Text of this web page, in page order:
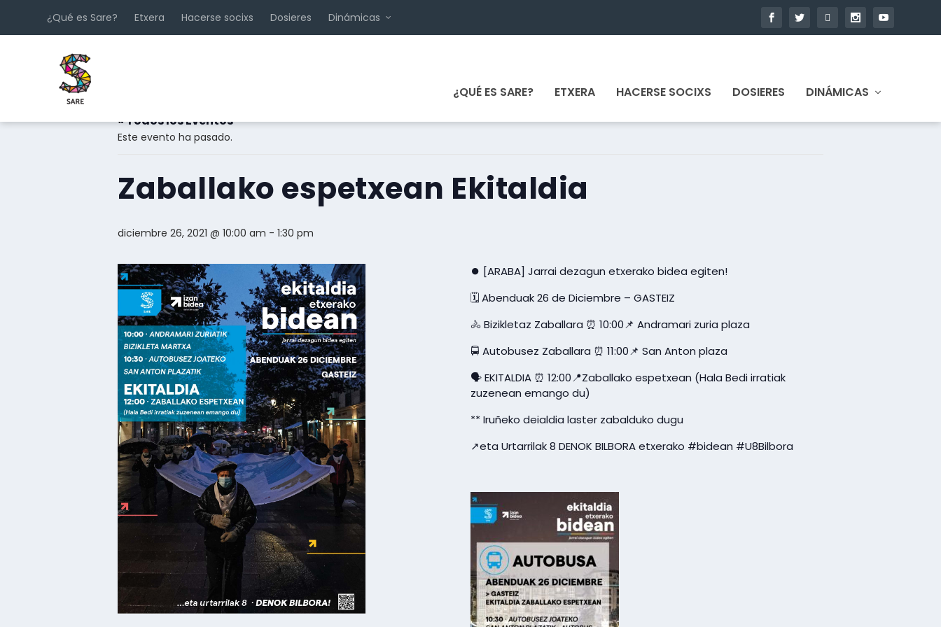
¿Qué es Sare? Etxera Hacerse socixs Dosieres Dinámicas
¿QUÉ ES SARE? ETXERA HACERSE SOCIXS DOSIERES
DINÁMICAS
« Todos los Eventos
Este evento ha pasado.
Zaballako espetxean Ekitaldia
diciembre 26, 2021 @ 10:00 am - 1:30 pm
⏺ [ARABA] Jarrai dezagun etxerako bidea egiten!
🗓 Abenduak 26 de Diciembre – GASTEIZ
🚴 Bizikletaz Zaballara ⏰ 10:00📌 Andramari zuria plaza
🚍 Autobusez Zaballara ⏰ 11:00📌 San Anton plaza
🗣 EKITALDIA ⏰ 12:00📍Zaballako espetxean (Hala Bedi irratiak
zuzenean emango du)
** Iruñeko deialdia laster zabalduko dugu
↗️eta Urtarrilak 8 DENOK BILBORA etxerako #bidean #U8Bilbora